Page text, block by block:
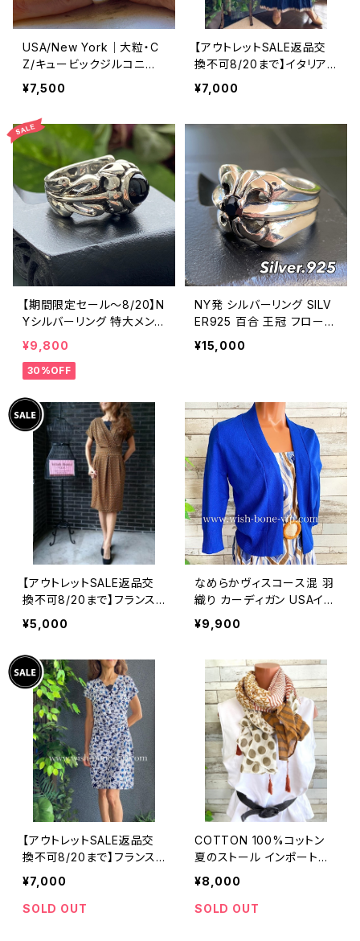
USA/New York｜大粒・C
Z/キュービックジルコニア
アンティークデザイン｜ゴッ
ドリング｜クリア＆シルバー
＆ゴールド
¥7,500
【アウトレットSALE返品交
換不可8/20まで】イタリア
製マキシワンピース イン
ポート ロングワンピース ロ
ー
¥7,000
【期間限定セール～8/20】N
Yシルバーリング 特大メン
ズリング SILVER925 フェザ
ーリング ナバホ族 インディ
アンジュエリー 太め 指輪
¥9,800
30%OFF
NY発 シルバーリング SILV
ER925 百合 王冠 フローラ
ルリング ブラックストーン
指輪
¥15,000
【アウトレットSALE返品交
換不可8/20まで】フランス
製インポートワンピース｜L
ONNKEL PARIS クラシカ
ツ ワンピース/ブラウン系
¥5,000
なめらかヴィスコース混 羽
織り カーディガン USAイン
ポート/ブルー
¥9,900
【アウトレットSALE返品交
換不可8/20まで】フランス
製インポートワンピース｜カ
シュクールワンピース/立体
ワッフル・ホワイト＆ブルーフ
¥7,000
SOLD OUT
COTTON 100%コットン
夏のストール インポート大
判・ロングストール・通気
性・肌触り良いスカーフ/ブ
ラウン系ドット＆ボーダー
¥8,000
SOLD OUT